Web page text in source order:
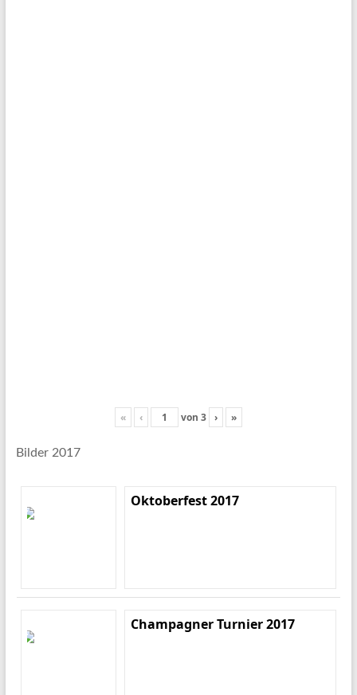
« ‹ von 3 › »
Bilder 2017
Oktoberfest 2017
Champagner Turnier 2017